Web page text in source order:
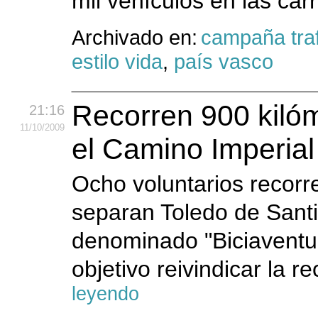
Archivado en: campaña
estilo vida, país vasco
21:16
11/10/2009
Recorren 900
el Camino
Ocho voluntarios
separan Toledo de
denominado
objetivo reivindicar la
leyendo